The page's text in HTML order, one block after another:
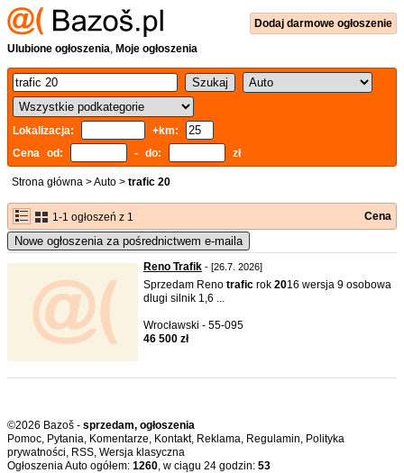
Dodaj darmowe ogłoszenie
Ulubione ogłoszenia, Moje ogłoszenia
Lokalizacja:
+km:
Cena od:
- do: zł
Strona główna >Auto > trafic 20
1-1 ogłoszeń z 1 Cena
Nowe ogłoszenia za pośrednictwem e-maila
Reno Trafik - [26.7. 2026]
Sprzedam Reno trafic rok 2016 wersja 9 osobowa
dlugi silnik 1,6 ...
Wrocławski - 55-095
46 500 zł
©2026 Bazoš - sprzedam, ogłoszenia
Pomoc, Pytania, Komentarze, Kontakt, Reklama, Regulamin, Polityka
prywatności, RSS,
Ogłoszenia Auto ogółem: 1260, w ciągu 24 godzin: 53